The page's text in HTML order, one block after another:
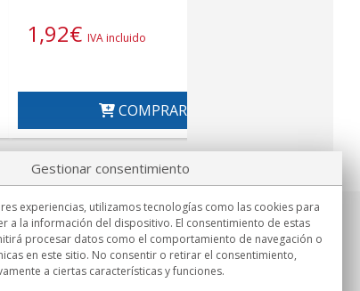
1,92€ IVA incluido
COMPRAR
Información
Lu.-Vi. 9:00h - 15:00h.
Entrega en
Gestionar consentimiento
experiencias, utilizamos tecnologías como las cookies para
a la información del dispositivo. El consentimiento de estas
procesar datos como el comportamiento de navegación o
en este sitio. No consentir o retirar el consentimiento,
a ciertas características y funciones.